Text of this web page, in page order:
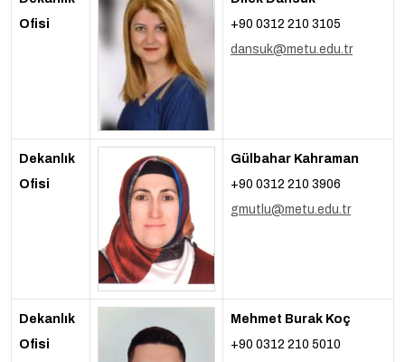
Ofisi
+90 0312 210 3105
dansuk@metu.edu.tr
Dekanlık
Ofisi
Gülbahar Kahraman
+90 0312 210 3906
gmutlu@metu.edu.tr
Dekanlık
Ofisi
Mehmet Burak Koç
+90 0312 210 5010